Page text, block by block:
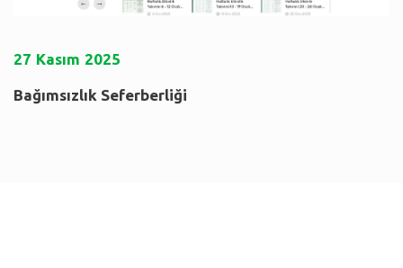
27 Kasım 2025
Bağımsızlık Seferberliği